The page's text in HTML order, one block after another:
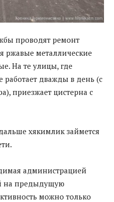
проводят ремонт
ржавые металлические
На те улицы, где
дважды в день (с
приезжает цистерна с
хякимлик займется
администрацией
на предыдущую
можно только